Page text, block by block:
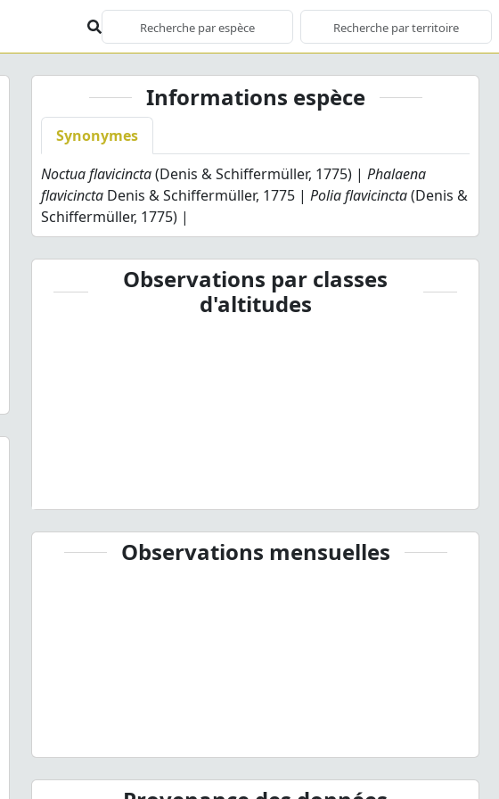
Informations espèce
Synonymes
Noctua flavicincta(Denis & Schiffermüller, 1775) |Phalaena
flavicincta Denis & Schiffermüller, 1775 |Polia flavicincta(Denis &
Schiffermüller, 1775) |
Observations par classes
d'altitudes
Observations mensuelles